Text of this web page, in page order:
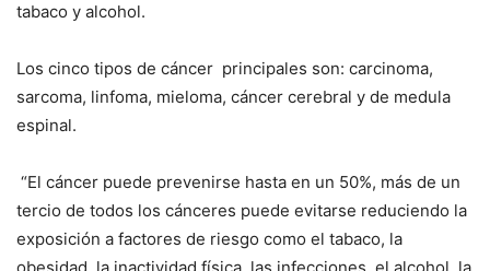
tabaco y alcohol.
Los cinco tipos de cáncer principales son: carcinoma,
sarcoma, linfoma, mieloma, cáncer cerebral y de medula
espinal.
“El cáncer puede prevenirse hasta en un 50%, más de un
tercio de todos los cánceres puede evitarse reduciendo la
exposición a factores de riesgo como el tabaco, la